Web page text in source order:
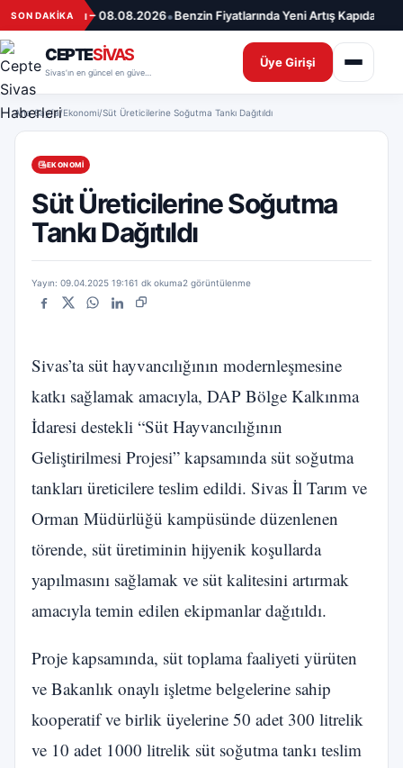
İçeriğe geç
SON DAKİKA
Fiyatları – 08.08.2026•Benzin Fiyatlarında Yeni Artış Kapıda!
CEPTESİVAS Üye Girişi
Ana Sayfa/Ekonomi/Süt Üreticilerine Soğutma Tankı Dağıtıldı
EKONOMI
Süt Üreticilerine Soğutma
Tankı Dağıtıldı
Yayın: 09.04.2025 19:161 dk okuma2 görüntülenme
Facebook
X WhatsApp
LinkedInBağlantıyı kopyala
Sivas’ta süt hayvancılığının modernleşmesine
katkı sağlamak amacıyla, DAP Bölge Kalkınma
İdaresi destekli “Süt Hayvancılığının
Geliştirilmesi Projesi” kapsamında süt soğutma
tankları üreticilere teslim edildi. Sivas İl Tarım ve
Orman Müdürlüğü kampüsünde düzenlenen
törende, süt üretiminin hijyenik koşullarda
yapılmasını sağlamak ve süt kalitesini artırmak
amacıyla temin edilen ekipmanlar dağıtıldı.
Proje kapsamında, süt toplama faaliyeti yürüten
ve Bakanlık onaylı işletme belgelerine sahip
kooperatif ve birlik üyelerine 50 adet 300 litrelik
ve 10 adet 1000 litrelik süt soğutma tankı teslim